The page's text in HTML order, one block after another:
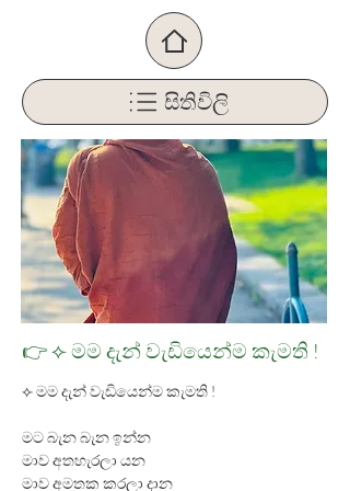
සිතිවිලි
👉 ⟣ මම දැන් වැඩියෙන්ම කැමති !
⟣ මම දැන් වැඩියෙන්ම කැමති !
මට බැන බැන ඉන්න
මාව අතහැරලා යන
මාව අමතක කරලා දාන